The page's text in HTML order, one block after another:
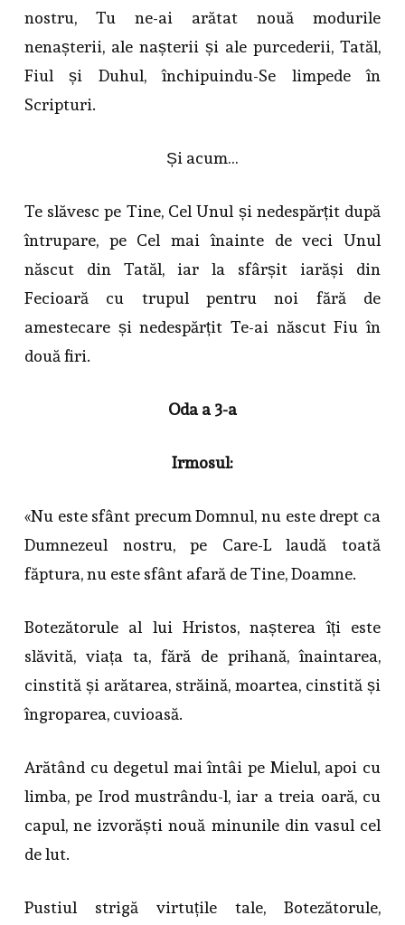
nostru, Tu ne-ai arătat nouă modurile
nenașterii, ale nașterii și ale purcederii, Tatăl,
Fiul și Duhul, închipuindu-Se limpede în
Scripturi.
Și acum…
Te slăvesc pe Tine, Cel Unul și nedespărțit după
întrupare, pe Cel mai înainte de veci Unul
născut din Tatăl, iar la sfârșit iarăși din
Fecioară cu trupul pentru noi fără de
amestecare și nedespărțit Te-ai născut Fiu în
două firi.
Oda a 3-a
Irmosul:
«Nu este sfânt precum Domnul, nu este drept ca
Dumnezeul nostru, pe Care-L laudă toată
făptura, nu este sfânt afară de Tine, Doamne.
Botezătorule al lui Hristos, nașterea îți este
slăvită, viața ta, fără de prihană, înaintarea,
cinstită și arătarea, străină, moartea, cinstită și
îngroparea, cuvioasă.
Arătând cu degetul mai întâi pe Mielul, apoi cu
limba, pe Irod mustrându-l, iar a treia oară, cu
capul, ne izvorăști nouă minunile din vasul cel
de lut.
Pustiul strigă virtuțile tale, Botezătorule,